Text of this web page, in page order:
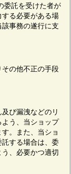
委託を受けた者が
る必要がある場
事務の遂行に支
の他不正の手段
び漏洩などのリ
う、当ショップ
。また、当ショ
する場合は、委
、必要かつ適切